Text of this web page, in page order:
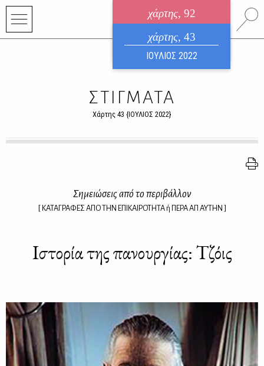
χάρτης, 92
ηλεκτρονικό περιοδικό
ΑΥΓΟΥΣΤΟΣ 2026
χάρτης, 43
ΙΟΥΛΙΟΣ 2022
ΣΤΙΓΜΑΤΑ
Χάρτης 43 {ΙΟΥΛΙΟΣ 2022}
Ση­μειώ­σεις από το πε­ρι­βάλ­λον
[ ΚΑΤΑΓΡΑΦΕΣ ΑΠΟ ΤΗΝ ΕΠΙΚΑΙΡΟΤΗΤΑ ή ΠΕΡΑ ΑΠ᾽ ΑΥΤΗΝ ]
Ιστο­ρία της πα­νουρ­γί­ας: Τζόις